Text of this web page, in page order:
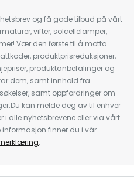
og få gode tilbud på vårt
vifter, solcellelamper,
Vær den første til å motta
produktprisreduksjoner,
produktanbefalinger og
dem, samt innhold fra
samt oppfordringer om
kan melde deg av til enhver
alle nyhetsbrevene eller via vårt
informasjon finner du i vår
.